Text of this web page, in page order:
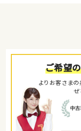
ご希望
よりお客さま
ぜ